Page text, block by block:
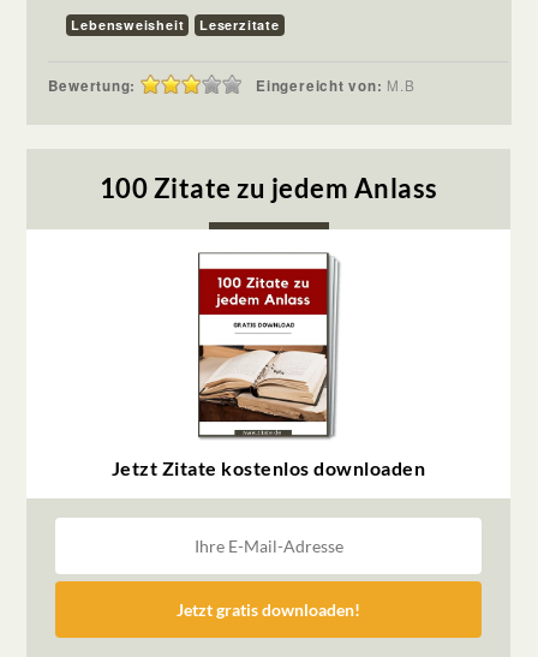
Lebensweisheit
Leserzitate
Bewertung: Eingereicht von: M.B